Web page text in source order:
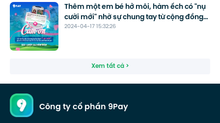
2024-04-17 15:32:26
Thêm một em bé hở môi, hàm ếch có "nụ
cười mới" nhờ sự chung tay từ cộng đồng
hảo tâm 9Pay
Xem tất cả >
Công ty cổ phần 9Pay